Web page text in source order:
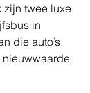
zijn twee luxe
in
die auto’s